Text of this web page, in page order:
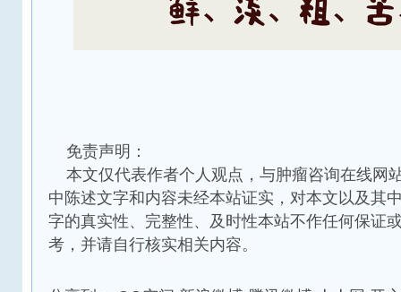
免责声明：
本文仅代表作者个人观点，与肿瘤咨询在线网
中陈述文字和内容未经本站证实，对本文以及其
字的真实性、完整性、及时性本站不作任何保证
考，并请自行核实相关内容。